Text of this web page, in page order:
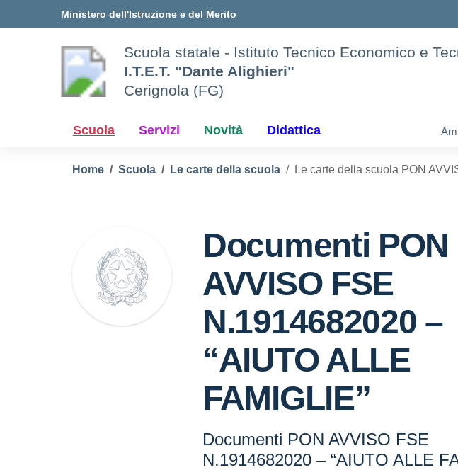
Ministero dell'Istruzione e del Merito
Scuola statale - Istituto Tecnico Economico e
I.T.E.T. "Dante Alighieri"
Cerignola (FG)
Scuola Servizi Novità Didattica
Home Scuola Le carte della scuola Le carte della scuola PON
Documenti PON
AVVISO FSE
N.1914682020 –
“AIUTO ALLE
FAMIGLIE”
Documenti PON AVVISO FSE
N.1914682020 – “AIUTO ALLE